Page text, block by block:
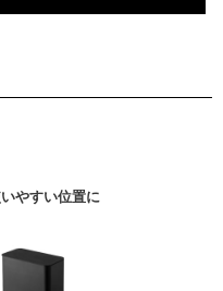
やすい位置に